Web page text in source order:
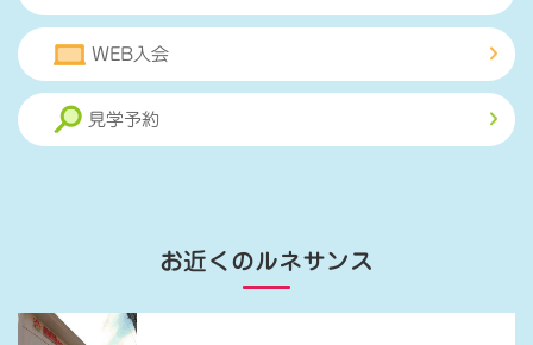
WEB入会
見学予約
お近くのルネサンス